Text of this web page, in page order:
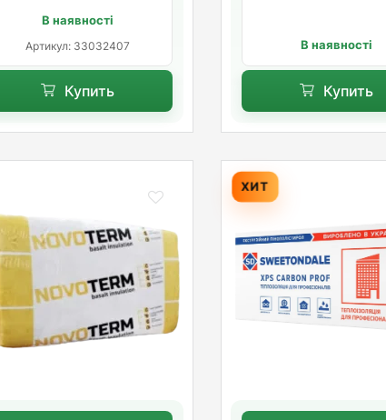
В наявності
Артикул: 33032407
Купить
В наявності
Купить
ХИТ